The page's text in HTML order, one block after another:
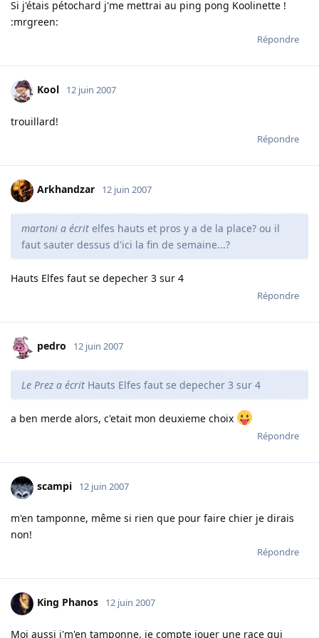
Si j'étais pétochard j'me mettrai au ping pong Koolinette !
:mrgreen:
Répondre
Kool 12 juin 2007
trouillard!
Répondre
Arkhandzar 12 juin 2007
martoni a écrit elfes hauts et pros y a de la place? ou il
faut sauter dessus d'ici la fin de semaine...?
Hauts Elfes faut se depecher 3 sur 4
Répondre
pedro 12 juin 2007
Le Prez a écrit Hauts Elfes faut se depecher 3 sur 4
a ben merde alors, c'etait mon deuxieme choix
Répondre
scampi 12 juin 2007
m'en tamponne, même si rien que pour faire chier je dirais
non!
Répondre
King Phanos 12 juin 2007
Moi aussi j'm'en tamponne, je compte jouer une race qui